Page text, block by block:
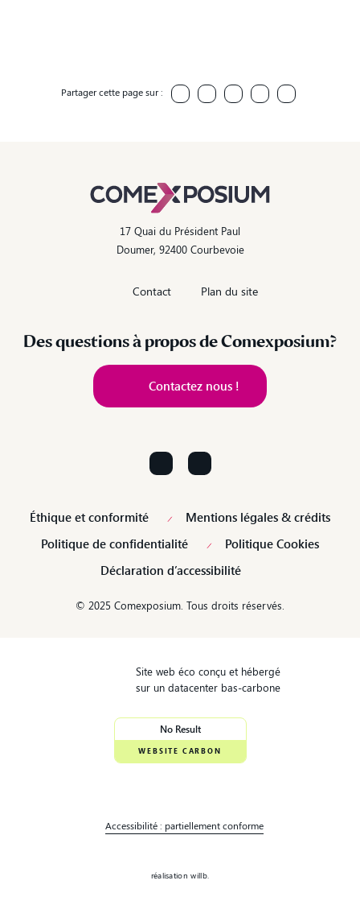
Partager cette page sur :
Des questions à propos de Comexposium?
Contactez nous !
17 Quai du Président Paul
Doumer, 92400 Courbevoie
Contact Plan du site
Éthique et conformité
Mentions légales & crédits
Politique de confidentialité
Politique Cookies
Déclaration d’accessibilité
© 2025 Comexposium. Tous droits réservés.
Site web éco conçu et hébergé
sur un datacenter bas-carbone
No Result
WEBSITE CARBON
Accessibilité : partiellement conforme
réalisation willb.